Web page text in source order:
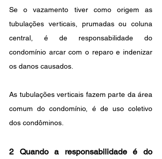
Se o vazamento tiver como origem as
tubulações verticais, prumadas ou coluna
central, é de responsabilidade do
condomínio arcar com o reparo e indenizar
os danos causados.
As tubulações verticais fazem parte da área
comum do condomínio, é de uso coletivo
dos condôminos.
2 Quando a responsabilidade é do